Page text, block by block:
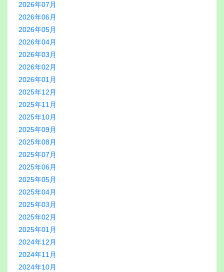
2026年07月
2026年06月
2026年05月
2026年04月
2026年03月
2026年02月
2026年01月
2025年12月
2025年11月
2025年10月
2025年09月
2025年08月
2025年07月
2025年06月
2025年05月
2025年04月
2025年03月
2025年02月
2025年01月
2024年12月
2024年11月
2024年10月